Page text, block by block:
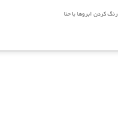
رنگ کردن ابروها با حنا